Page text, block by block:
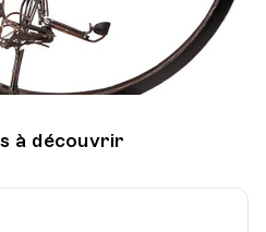
à découvrir